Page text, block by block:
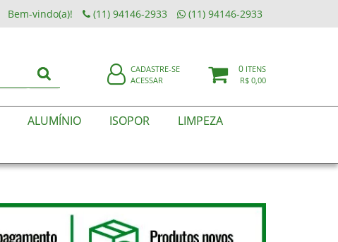
Bem-vindo(a)! (11) 94146-2933 (11) 94146-2933
CADASTRE-SE
ACESSAR
0 ITENS
R$ 0,00
ALUMÍNIO ISOPOR
LIMPEZA